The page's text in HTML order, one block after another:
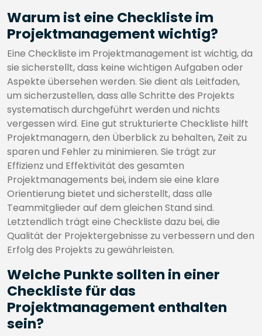
Warum ist eine Checkliste im
Projektmanagement wichtig?
Eine Checkliste im Projektmanagement ist wichtig, da
sie sicherstellt, dass keine wichtigen Aufgaben oder
Aspekte übersehen werden. Sie dient als Leitfaden,
um sicherzustellen, dass alle Schritte des Projekts
systematisch durchgeführt werden und nichts
vergessen wird. Eine gut strukturierte Checkliste hilft
Projektmanagern, den Überblick zu behalten, Zeit zu
sparen und Fehler zu minimieren. Sie trägt zur
Effizienz und Effektivität des gesamten
Projektmanagements bei, indem sie eine klare
Orientierung bietet und sicherstellt, dass alle
Teammitglieder auf dem gleichen Stand sind.
Letztendlich trägt eine Checkliste dazu bei, die
Qualität der Projektergebnisse zu verbessern und den
Erfolg des Projekts zu gewährleisten.
Welche Punkte sollten in einer
Checkliste für das
Projektmanagement enthalten
sein?